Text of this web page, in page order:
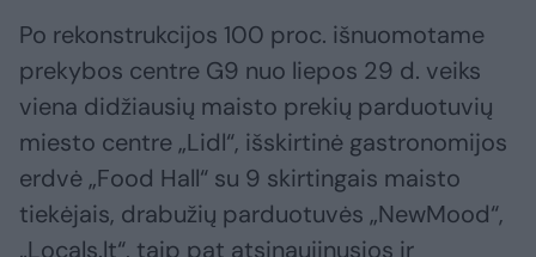
Po rekonstrukcijos 100 proc. išnuomotame
prekybos centre G9 nuo liepos 29 d. veiks
viena didžiausių maisto prekių parduotuvių
miesto centre „Lidl“, išskirtinė gastronomijos
erdvė „Food Hall“ su 9 skirtingais maisto
tiekėjais, drabužių parduotuvės „NewMood“,
„Locals.lt“, taip pat atsinaujinusios ir